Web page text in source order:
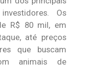
Os
R$ 80 mil, em
até preços
que buscam
animais de